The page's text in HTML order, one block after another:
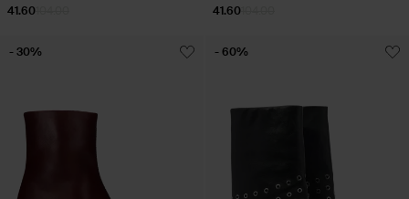
41.60 41.60
- 30% - 60%